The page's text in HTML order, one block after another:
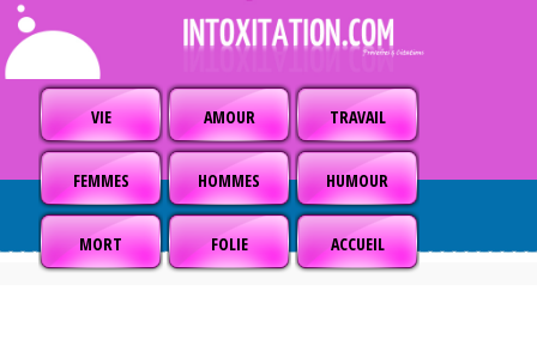
VIE AMOUR TRAVAIL
FEMMES HOMMES HUMOUR
MORT FOLIE ACCUEIL